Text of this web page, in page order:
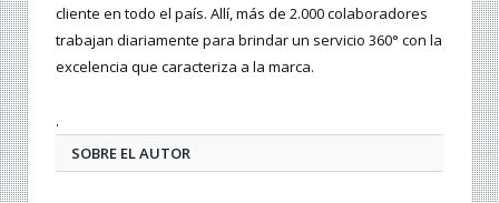
cliente en todo el país. Allí, más de 2.000 colaboradores
trabajan diariamente para brindar un servicio 360° con la
excelencia que caracteriza a la marca.
.
SOBRE EL AUTOR